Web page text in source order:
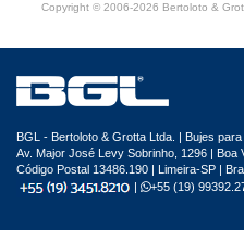
Copyright © 2006-2026 Bertoloto &
BGL - Bertoloto & Grotta Ltda. | Bujes para
Av. Major José Levy Sobrinho, 1296 | Boa
Código Postal 13486.190 | Limeira-SP |
|
+55 (19)